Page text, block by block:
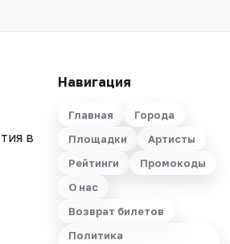
в
Навигация
Главная
Города
Площадки
Артисты
Рейтинги
Промокоды
О нас
Возврат билетов
Политика